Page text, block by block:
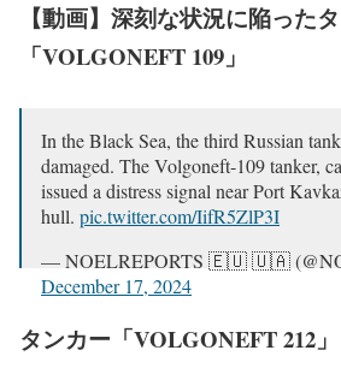
【動画】深刻な状況に陥った
「VOLGONEFT 109」
In the Black Sea, the third Russian
damaged. The Volgoneft-109 tanker,
issued a distress signal near Port
hull. pic.twitter.com/IifR5ZlP3I
— NOELREPORTS 🇪🇺 🇺🇦
December 17, 2024
タンカー「VOLGONEFT 212」